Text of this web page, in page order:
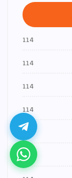
114
114
114
114
114
114